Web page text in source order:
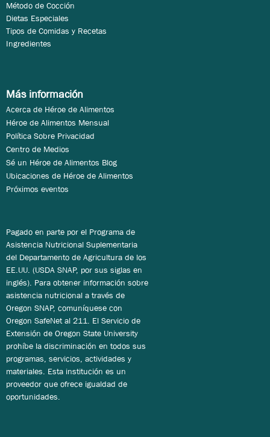
Método de Cocción
Dietas Especiales
Tipos de Comidas y Recetas
Ingredientes
Más información
Acerca de Héroe de Alimentos
Héroe de Alimentos Mensual
Política Sobre Privacidad
Centro de Medios
Sé un Héroe de Alimentos Blog
Ubicaciones de Héroe de Alimentos
Próximos eventos
Pagado en parte por el Programa de
Asistencia Nutricional Suplementaria
del Departamento de Agricultura de los
EE.UU. (USDA SNAP, por sus siglas en
inglés). Para obtener información sobre
asistencia nutricional a través de
Oregon SNAP, comuníquese con
Oregon SafeNet al 211. El Servicio de
Extensión de Oregon State University
prohíbe la discriminación en todos sus
programas, servicios, actividades y
materiales. Esta institución es un
proveedor que ofrece igualdad de
oportunidades.